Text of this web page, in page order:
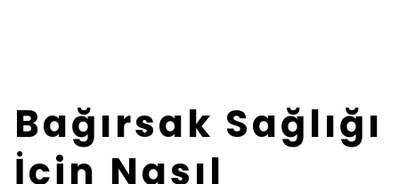
Bağırsak Sağlığı
İçin Nasıl